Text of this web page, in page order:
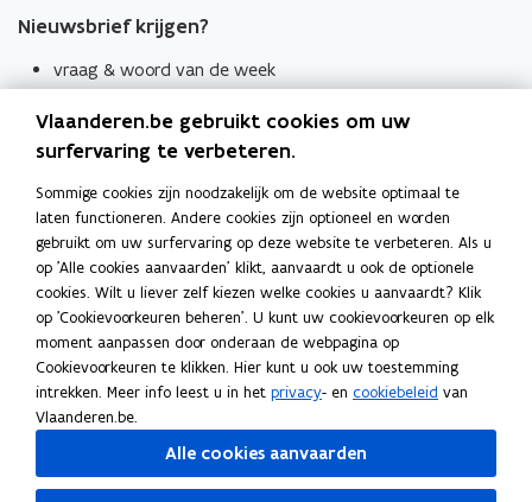
Nieuwsbrief krijgen?
vraag & woord van de week
Schrijf je in
Thema's
Taaladviezen
Spellingregels
Tips voor duidelijke taal
Bekijk ook
Spellingtests
Boek- en webwijzer
Vlaanderen.be gebruikt cookies om uw
surfervaring te verbeteren.
Sommige cookies zijn noodzakelijk om de website optimaal te
laten functioneren. Andere cookies zijn optioneel en worden
gebruikt om uw surfervaring op deze website te verbeteren. Als u
op 'Alle cookies aanvaarden' klikt, aanvaardt u ook de optionele
cookies. Wilt u liever zelf kiezen welke cookies u aanvaardt? Klik
op 'Cookievoorkeuren beheren'. U kunt uw cookievoorkeuren op elk
moment aanpassen door onderaan de webpagina op
Cookievoorkeuren te klikken. Hier kunt u ook uw toestemming
intrekken. Meer info leest u in het privacy- en cookiebeleid van
Vlaanderen.be.
Alle cookies aanvaarden